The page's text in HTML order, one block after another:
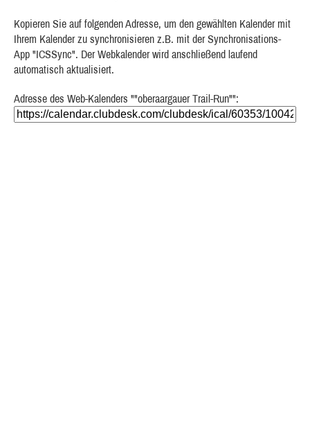
Kopieren Sie auf folgenden Adresse, um den gewählten Kalender mit
Ihrem Kalender zu synchronisieren z.B. mit der Synchronisations-
App "ICSSync". Der Webkalender wird anschließend laufend
automatisch aktualisiert.
Adresse des Web-Kalenders ""oberaargauer Trail-Run"":